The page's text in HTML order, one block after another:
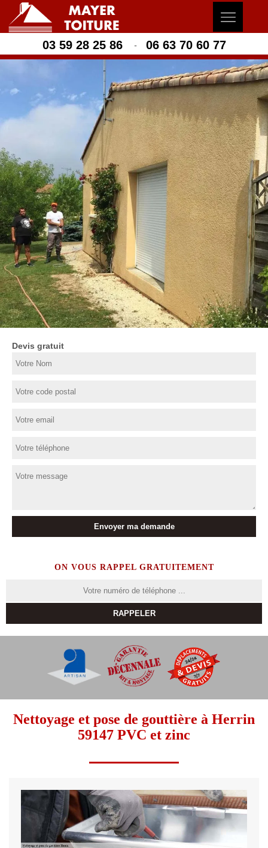
03 59 28 25 86 - 06 63 70 60 77
Devis gratuit
ON VOUS RAPPEL GRATUITEMENT
Nettoyage et pose de gouttière à Herrin
59147 PVC et zinc